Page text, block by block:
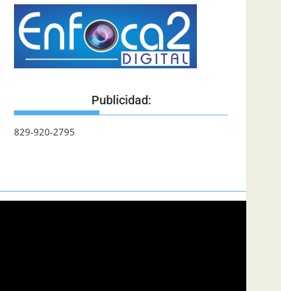
Publicidad:
829-920-2795